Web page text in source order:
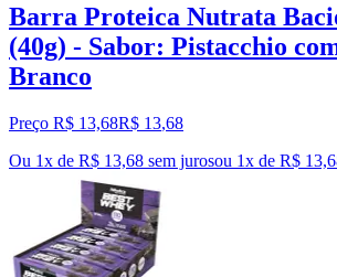
Barra Proteica Nutrata
(40g) - Sabor: Pistacchio
Branco
Preço R$ 13,68R$ 13,68
Ou 1x de R$ 13,68 sem jurosou 1x de R$